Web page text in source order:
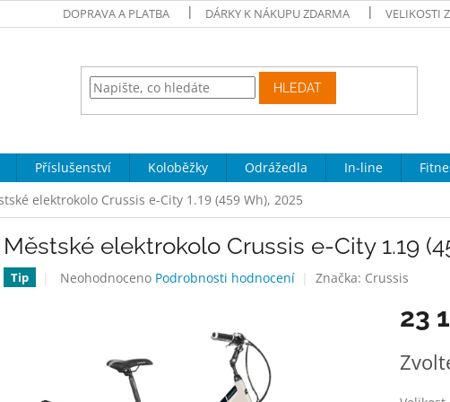
DOPRAVA A PLATBA DÁRKY K NÁKUPU ZDARMA VELIKOSTI
HLEDAT
Příslušenství Koloběžky Odrážedla In-line
elektrokolo Crussis e-City 1.19 (459 Wh), 2025
Městské elektrokolo Crussis e-City 1.19
Tip
Průměrné
Neohodnoceno Podrobnosti hodnocení Značka: Crussis
23
cena: